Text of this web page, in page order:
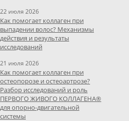
22 июля 2026
Как помогает коллаген при
выпадении волос? Механизмы
действия и результаты
исследований
21 июля 2026
Как помогает коллаген при
остеопорозе и остеоартрозе?
Разбор исследований и роль
ПЕРВОГО ЖИВОГО КОЛЛАГЕНА®
для опорно-двигательной
системы